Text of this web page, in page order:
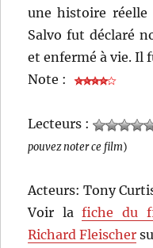
une histoire
Salvo fut déclaré
et enfermé à vie. Il
Note :
Lecteurs :
pouvez noter ce film)
Acteurs: Tony
Voir lafiche du
Richard Fleischer